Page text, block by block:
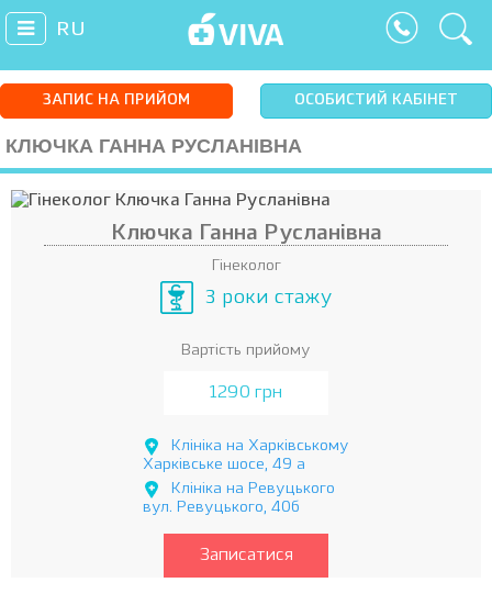
RU
ЗАПИС НА ПРИЙОМ ОСОБИСТИЙ КАБІНЕТ
КЛЮЧКА ГАННА РУСЛАНІВНА
Ключка Ганна Русланівна
Гінеколог
3 роки стажу
Вартість прийому
1290 грн
Клініка на Харківському
Харківське шосе, 49 а
Клініка на Ревуцького
вул. Ревуцького, 40б
Записатися